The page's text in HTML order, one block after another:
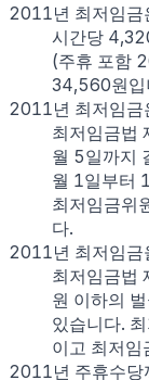
2011년 최저임금
시간당
(주휴 포함
34,560원입
2011년 최저임금
최저임금법
월 5일까지
월 1일부터
최저임금위
다.
2011년 최저임금
최저임금법
원 이하의
있습니다.
이고 최저임
2011년 주휴수당